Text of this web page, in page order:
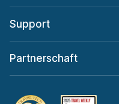
Support
Partnerschaft